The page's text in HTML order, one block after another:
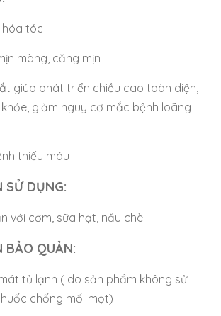
hóa tóc
màng, căng mịn
giúp phát triển chiều cao toàn diện,
giảm nguy cơ mắc bệnh loãng
thiếu máu
DỤNG:
với cơm, sữa hạt, nấu chè
QUẢN:
tủ lạnh ( do sản phẩm không sử
chống mối mọt)